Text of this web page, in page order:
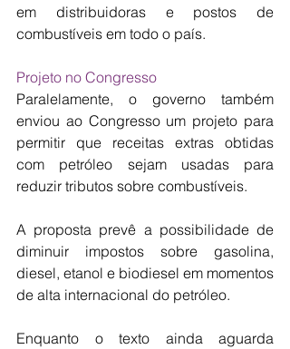
em distribuidoras e postos de
combustíveis em todo o país.
Projeto no Congresso
Paralelamente, o governo também
enviou ao Congresso um projeto para
permitir que receitas extras obtidas
com petróleo sejam usadas para
reduzir tributos sobre combustíveis.
A proposta prevê a possibilidade de
diminuir impostos sobre gasolina,
diesel, etanol e biodiesel em momentos
de alta internacional do petróleo.
Enquanto o texto ainda aguarda